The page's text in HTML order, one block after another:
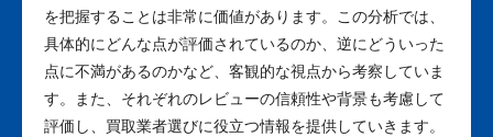
を把握することは非常に価値があります。この分析では、
具体的にどんな点が評価されているのか、逆にどういった
点に不満があるのかなど、客観的な視点から考察していま
す。また、それぞれのレビューの信頼性や背景も考慮して
評価し、買取業者選びに役立つ情報を提供していきます。